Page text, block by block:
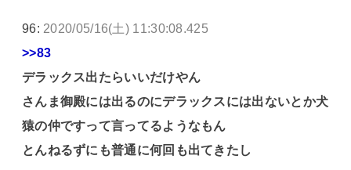
96: 2020/05/16(土) 11:30:08.425
>>83
デラックス出たらいいだけやん
さんま御殿には出るのにデラックスには出ないとか犬
猿の仲ですって言ってるようなもん
とんねるずにも普通に何回も出てきたし